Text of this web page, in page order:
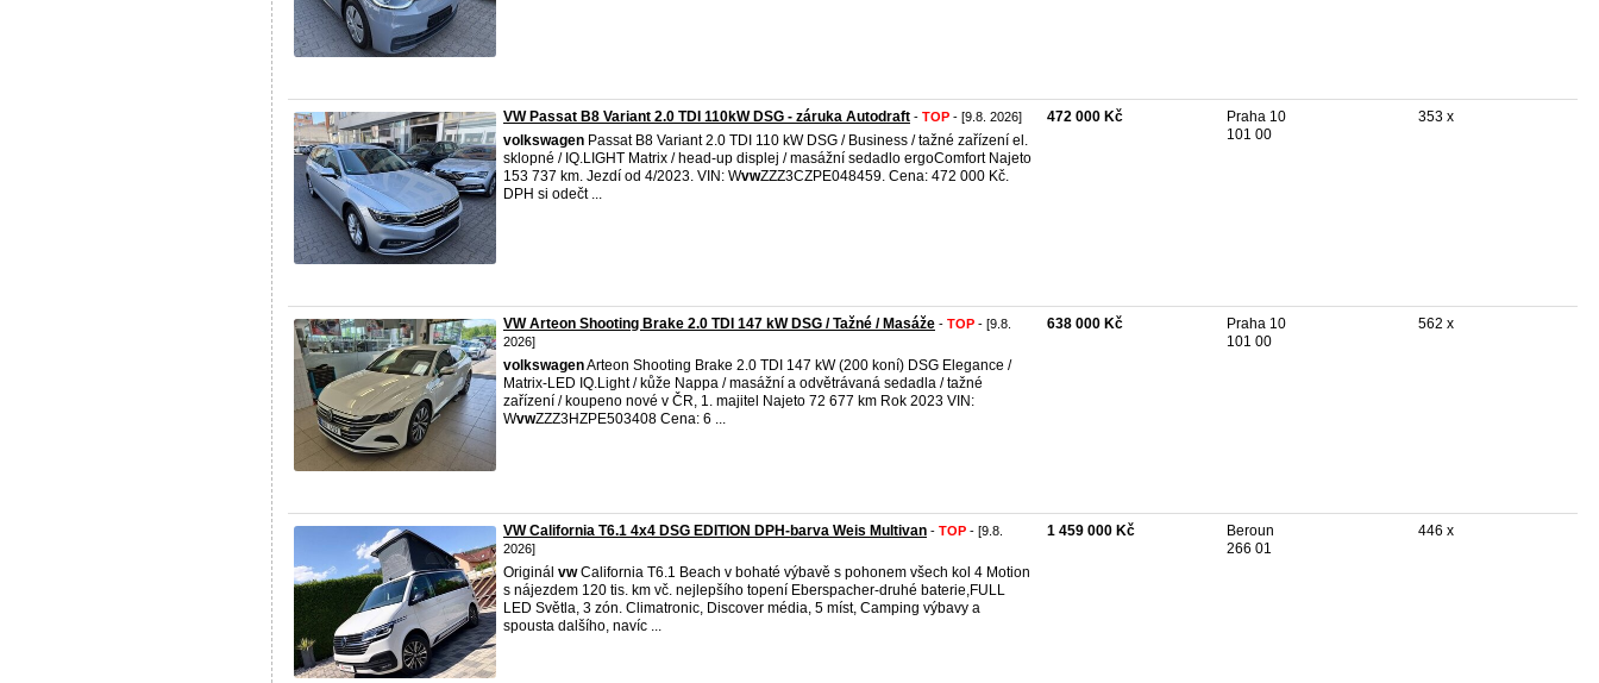
VW Passat B8 Variant 2.0 TDI 110kW DSG - záruka Autodraft - TOP - [9.8. 2026]
volkswagen Passat B8 Variant 2.0 TDI 110 kW DSG / Business / tažné zařízení el.
sklopné / IQ.LIGHT Matrix / head-up displej / masážní sedadlo ergoComfort Najeto
153 737 km. Jezdí od 4/2023. VIN: WvwZZZ3CZPE048459. Cena: 472 000 Kč.
DPH si odečt ...
472 000 Kč
Praha 10
101 00
353 x
VW Arteon Shooting Brake 2.0 TDI 147 kW DSG / Tažné / Masáže - TOP - [9.8.
2026]
volkswagenArteon Shooting Brake 2.0 TDI 147 kW (200 koní) DSG Elegance /
Matrix-LED IQ.Light / kůže Nappa / masážní a odvětrávaná sedadla / tažné
zařízení / koupeno nové v ČR, 1. majitel Najeto 72 677 km Rok 2023 VIN:
WvwZZZ3HZPE503408 Cena: 6 ...
638 000 Kč
Praha 10
101 00
562 x
VW California T6.1 4x4 DSG EDITION DPH-barva Weis Multivan - TOP - [9.8.
2026]
Originál vwCalifornia T6.1 Beach v bohaté výbavě s pohonem všech kol 4 Motion
s nájezdem 120 tis. km vč. nejlepšího topení Eberspacher-druhé baterie,FULL
LED Světla, 3 zón. Climatronic, Discover média, 5 míst, Camping výbavy a
spousta dalšího, navíc ...
1 459 000 Kč
Beroun
266 01
446 x